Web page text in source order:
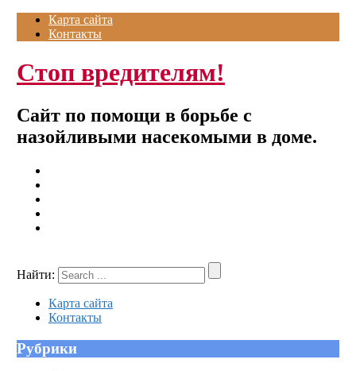
Карта сайта
Контакты
Стоп вредителям!
Сайт по помощи в борьбе с
назойливыми насекомыми в доме.
Найти:
Карта сайта
Контакты
Рубрики